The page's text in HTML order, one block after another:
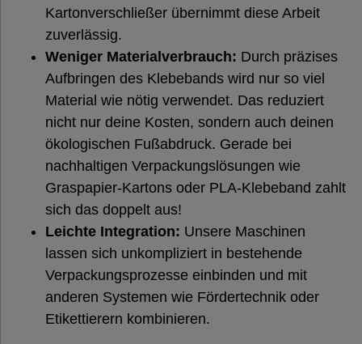
Kartonverschließer übernimmt diese Arbeit
zuverlässig.
Weniger Materialverbrauch: Durch präzises
Aufbringen des Klebebands wird nur so viel
Material wie nötig verwendet. Das reduziert
nicht nur deine Kosten, sondern auch deinen
ökologischen Fußabdruck. Gerade bei
nachhaltigen Verpackungslösungen wie
Graspapier-Kartons oder PLA-Klebeband zahlt
sich das doppelt aus!
Leichte Integration: Unsere Maschinen
lassen sich unkompliziert in bestehende
Verpackungsprozesse einbinden und mit
anderen Systemen wie Fördertechnik oder
Etikettierern kombinieren.